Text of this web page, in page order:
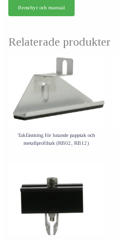
Broschyr och manual
Relaterade produkter
Takfästning för lutande papptak och
metallprofiltak (RB02, RB12)